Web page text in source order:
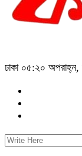
ঢাকা ০৫:২০ অপরাহ্ন,